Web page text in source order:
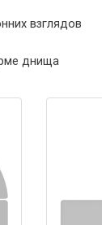
взглядов
днища